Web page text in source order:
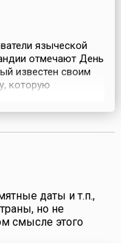
языческой
отмечают День
известен своим
которую
даты и т.п.,
но не
смысле этого